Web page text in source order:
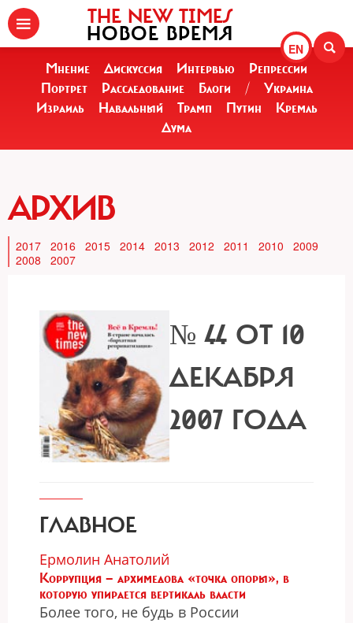
EN
THE NEW TIMES
НОВОЕ ВРЕМЯ
Мнение Дискуссия Интервью
Репрессии
Портрет
Расследование Блоги /
Украина
Израиль
Навальный Трамп Путин
Кремль
Дума
АРХИВ
2017 2016 2015 2014 2013 2012 2011 2010
2009
2008
2007
№ 44 ОТ 10
ДЕКАБРЯ
2007 ГОДА
ГЛАВНОЕ
Ермолин Анатолий
Коррупция — архимедова «точка опоры», в
которую упирается вертикаль власти
Более того, не будь в России